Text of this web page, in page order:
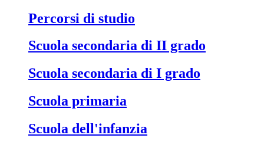
Percorsi di studio
Scuola secondaria di II grado
Scuola secondaria di I grado
Scuola primaria
Scuola dell'infanzia